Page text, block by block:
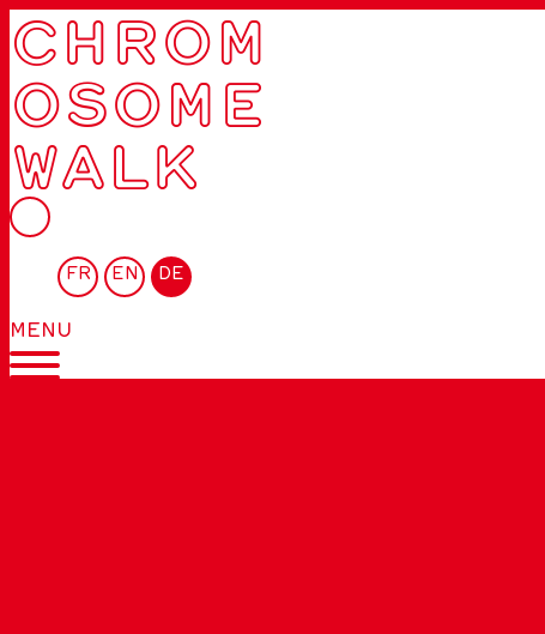
CHROM
OSOME
WALK
FR EN DE
MENU